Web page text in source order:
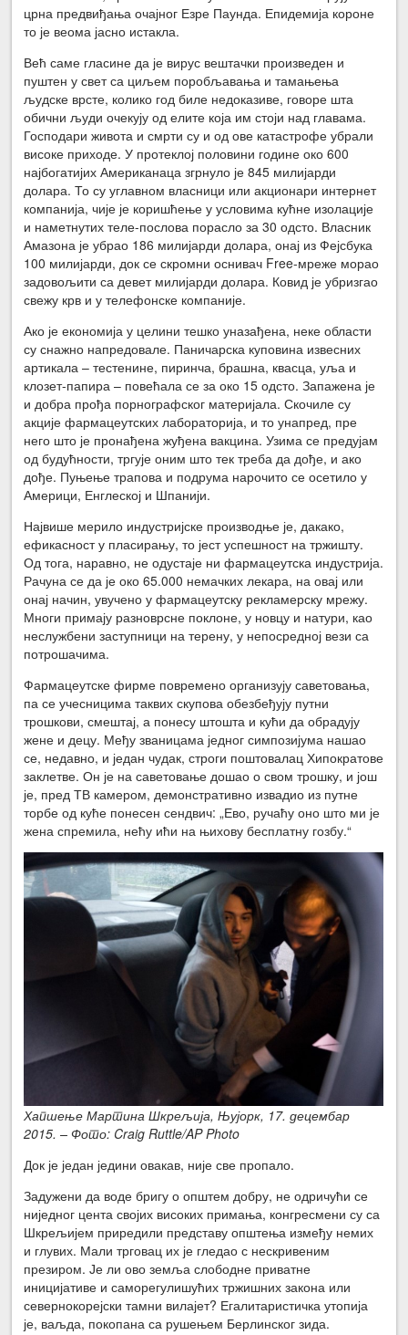
црна предвиђања очајног Езре Паунда. Епидемија короне
то је веома јасно истакла.
Већ саме гласине да је вирус вештачки произведен и
пуштен у свет са циљем поробљавања и тамањења
људске врсте, колико год биле недоказиве, говоре шта
обични људи очекују од елите која им стоји над главама.
Господари живота и смрти су и од ове катастрофе убрали
високе приходе. У протеклој половини године око 600
најбогатијих Американаца згрнуло је 845 милијарди
долара. То су углавном власници или акционари интернет
компанија, чије је коришћење у условима кућне изолације
и наметнутих теле-послова порасло за 30 одсто. Власник
Амазона је убрао 186 милијарди долара, онај из Фејсбука
100 милијарди, док се скромни оснивач Free-мреже морао
задовољити са девет милијарди долара. Ковид је убризгао
свежу крв и у телефонске компаније.
Ако је економија у целини тешко уназађена, неке области
су снажно напредовале. Паничарска куповина извесних
артикала – тестенине, пиринча, брашна, квасца, уља и
клозет-папира – повећала се за око 15 одсто. Запажена је
и добра прођа порнографског материјала. Скочиле су
акције фармацеутских лабораторија, и то унапред, пре
него што је пронађена жуђена вакцина. Узима се предујам
од будућности, тргује оним што тек треба да дође, и ако
дође. Пуњење трапова и подрума нарочито се осетило у
Америци, Енглеској и Шпанији.
Највише мерило индустријске производње је, дакако,
ефикасност у пласирању, то јест успешност на тржишту.
Од тога, наравно, не одустаје ни фармацеутска индустрија.
Рачуна се да је око 65.000 немачких лекара, на овај или
онај начин, увучено у фармацеутску рекламерску мрежу.
Многи примају разноврсне поклоне, у новцу и натури, као
неслужбени заступници на терену, у непосредној вези са
потрошачима.
Фармацеутске фирме повремено организују саветовања,
па се учесницима таквих скупова обезбеђују путни
трошкови, смештај, а понесу штошта и кући да обрадују
жене и децу. Међу званицама једног симпозијума нашао
се, недавно, и један чудак, строги поштовалац Хипократове
заклетве. Он је на саветовање дошао о свом трошку, и још
је, пред ТВ камером, демонстративно извадио из путне
торбе од куће понесен сендвич: „Ево, ручаћу оно што ми је
жена спремила, нећу ићи на њихову бесплатну гозбу.“
Хапшење Мартина Шкрељија, Њујорк, 17. децембар
2015. – Фото: Craig Ruttle/AP Photo
Док је један једини овакав, није све пропало.
Задужени да воде бригу о општем добру, не одричући се
ниједног цента својих високих примања, конгресмени су са
Шкрељијем приредили представу општења између немих
и глувих. Мали трговац их је гледао с нескривеним
презиром. Је ли ово земља слободне приватне
иницијативе и саморегулишућих тржишних закона или
севернокорејски тамни вилајет? Егалитаристичка утопија
је, ваљда, покопана са рушењем Берлинског зида.